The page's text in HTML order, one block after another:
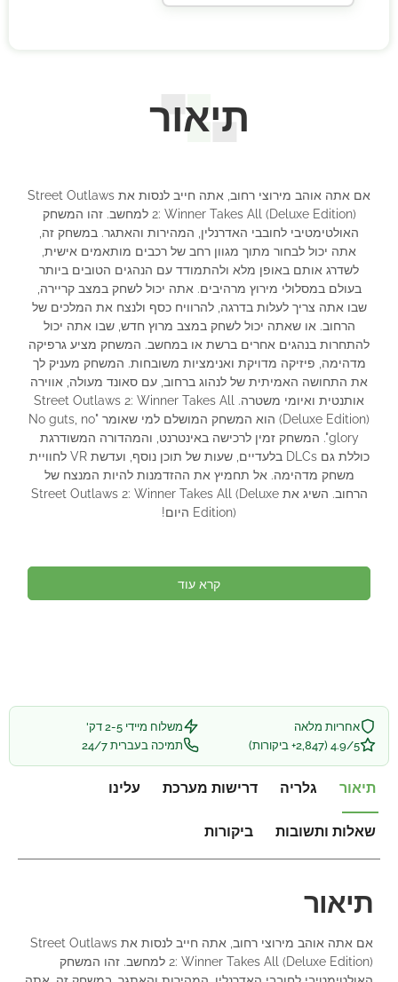
תיאור
אם אתה אוהב מירוצי רחוב, אתה חייב לנסות את Street Outlaws
2: Winner Takes All (Deluxe Edition) למחשב. זהו המשחק
האולטימטיבי לחובבי האדרנלין, המהירות והאתגר. במשחק זה,
אתה יכול לבחור מתוך מגוון רחב של רכבים מותאמים אישית,
לשדרג אותם באופן מלא ולהתמודד עם הנהגים הטובים ביותר
בעולם במסלולי מירוץ מרהיבים. אתה יכול לשחק במצב קריירה,
שבו אתה צריך לעלות בדרגה, להרוויח כסף ולנצח את המלכים של
הרחוב. או שאתה יכול לשחק במצב מרוץ חדש, שבו אתה יכול
להתחרות בנהגים אחרים ברשת או במחשב. המשחק מציע גרפיקה
מדהימה, פיזיקה מדויקת ואנימציות משובחות. המשחק מעניק לך
את התחושה האמיתית של לנהוג ברחוב, עם סאונד מעולה, אווירה
אותנטית ואיומי משטרה. Street Outlaws 2: Winner Takes All
(Deluxe Edition) הוא המשחק המושלם למי שאומר "No guts, no
glory". המשחק זמין לרכישה באינטרנט, והמהדורה המשודרגת
כוללת גם DLCs בלעדיים, שעות של תוכן נוסף, ועדשת VR לחוויית
משחק מדהימה. אל תחמיץ את ההזדמנות להיות המנצח של
הרחוב. השיג את Street Outlaws 2: Winner Takes All (Deluxe
Edition) היום!
קרא עוד
אחריות מלאה
משלוח מיידי 2-5 דק'
4.9/5 (2,847+ ביקורות)
תמיכה בעברית 24/7
תיאור גלריה דרישות מערכת עלינו
שאלות ותשובות ביקורות
תיאור
אם אתה אוהב מירוצי רחוב, אתה חייב לנסות את Street Outlaws
2: Winner Takes All (Deluxe Edition) למחשב. זהו המשחק